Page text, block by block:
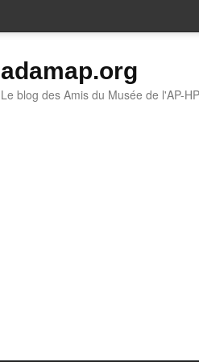
adamap.org
Le blog des Amis du Musée de l'AP-HP